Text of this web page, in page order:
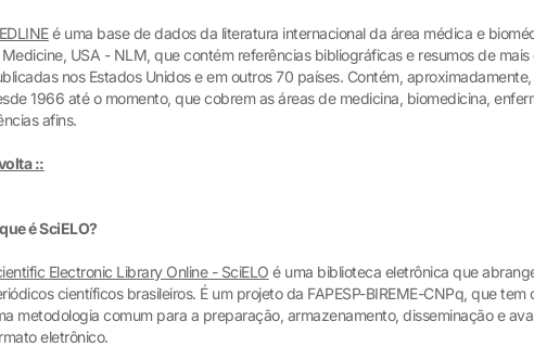
é uma base de dados da literatura internacional da área médica e
USA - NLM, que contém referências bibliográficas e resumos de
nos Estados Unidos e em outros 70 países. Contém,
1966 até o momento, que cobrem as áreas de medicina, biomedicina,
afins.
::
é SciELO?
Electronic Library Online - SciELO é uma biblioteca eletrônica que
científicos brasileiros. É um projeto da FAPESP-BIREME-CNPq, que
metodologia comum para a preparação, armazenamento, disseminação e
eletrônico.